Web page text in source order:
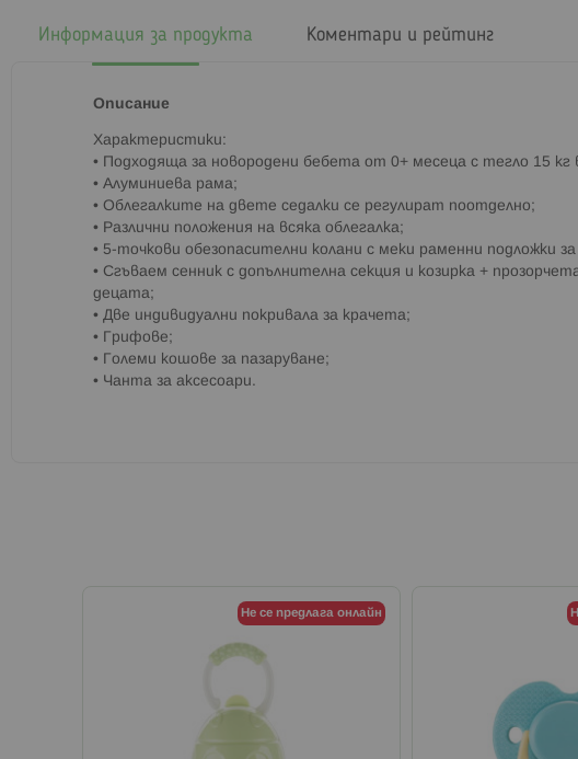
Информация за продукта
Описание
Характеристики:
• Подходяща за новородени бебета от 0+ месеца с тегло 15 кг
• Алуминиева рама;
• Облегалките на двете седалки се регулират поотделно;
• Различни положения на всяка облегалка;
• 5-точкови обезопасителни колани с меки раменни подложки за
• Сгъваем сенник с допълнителна секция и козирка +
децата;
• Две индивидуални покривала за крачета;
• Грифове;
• Големи кошове за пазаруване;
• Чанта за аксесоари.
Коментари и рейтинг
Не се предлага онлайн